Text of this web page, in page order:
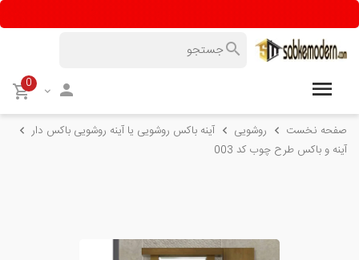
0
صفحه نخست روشویی
آینه باکس روشویی یا آینه روشویی باکس دار
آینه و باکس طرح چوب کد 003